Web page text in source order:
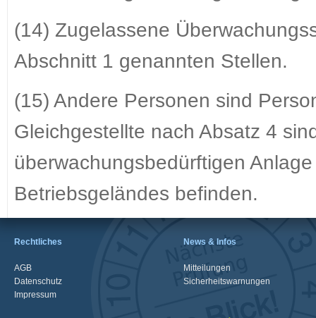
(14) Zugelassene
Abschnitt 1 genannten Stellen.
(15) Andere Personen sind
Gleichgestellte nach Absatz 4
überwachungsbedürftigen
Betriebsgeländes befinden.
Rechtliches
AGB
Datenschutz
Impressum
News & Infos
Mitteilungen
Sicherheitswarnungen